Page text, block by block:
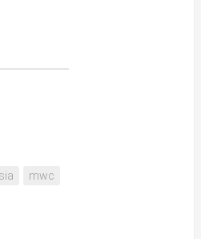
mwc